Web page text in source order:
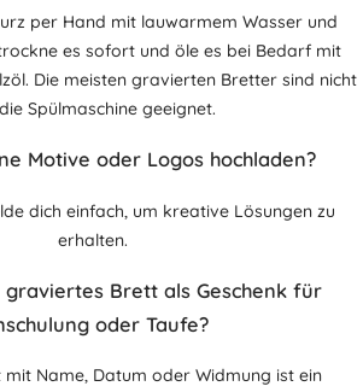
per Hand mit lauwarmem Wasser und
es sofort und öle es bei Bedarf mit
Die meisten gravierten Bretter sind nicht
Spülmaschine geeignet.
Motive oder Logos hochladen?
dich einfach, um kreative Lösungen zu
erhalten.
graviertes Brett als Geschenk für
oder Taufe?
mit Name, Datum oder Widmung ist ein